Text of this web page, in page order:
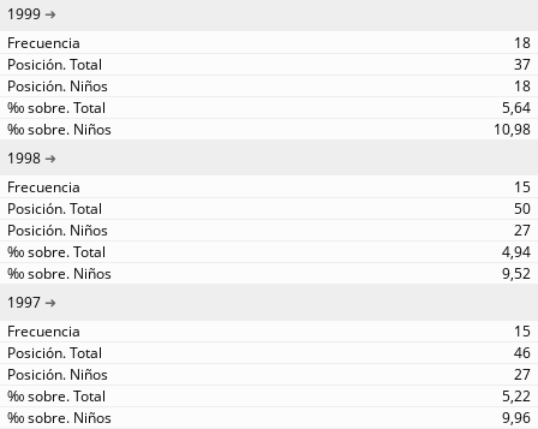
1999
18
37
18
5,64
10,98
1998
15
50
27
4,94
9,52
1997
15
46
27
5,22
9,96